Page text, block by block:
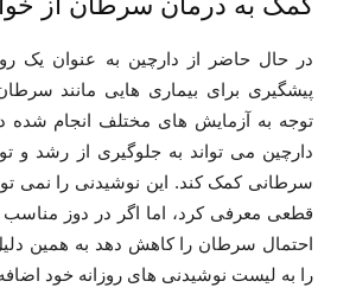
در حال حاضر از دارچین به عنوان یک
پیشگیری برای بیماری هایی مانند
توجه به آزمایش های مختلف انجام شده
دارچین می تواند به جلوگیری از رشد و
سرطانی کمک کند. این نوشیدنی را نمی
قطعی معرفی کرد، اما اگر در دوز
احتمال سرطان را کاهش دهد به همین
را به لیست نوشیدنی های روزانه خود